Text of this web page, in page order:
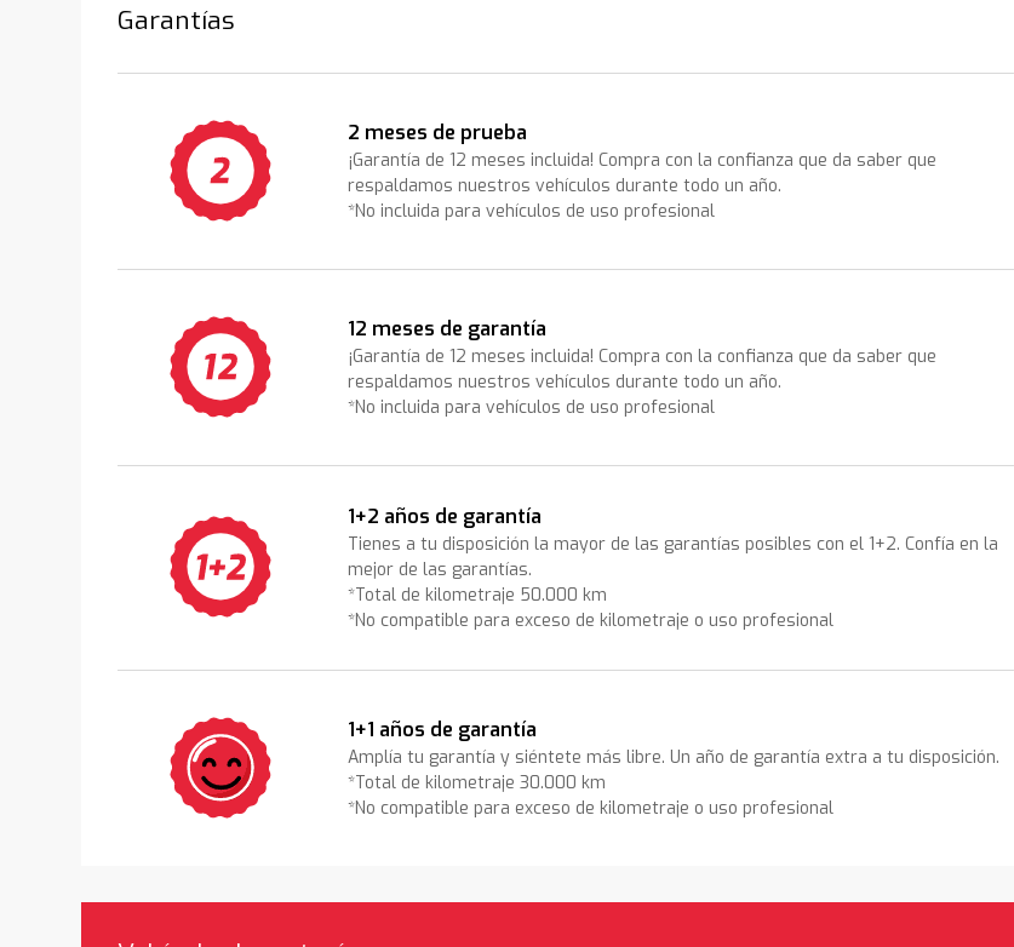
Garantías
2 meses de prueba
¡Garantía de 12 meses incluida! Compra con la confianza que da saber que
respaldamos nuestros vehículos durante todo un año.
*No incluida para vehículos de uso profesional
12 meses de garantía
¡Garantía de 12 meses incluida! Compra con la confianza que da saber que
respaldamos nuestros vehículos durante todo un año.
*No incluida para vehículos de uso profesional
1+2 años de garantía
Tienes a tu disposición la mayor de las garantías posibles con el 1+2. Confía en la
mejor de las garantías.
*Total de kilometraje 50.000 km
*No compatible para exceso de kilometraje o uso profesional
1+1 años de garantía
Amplía tu garantía y siéntete más libre. Un año de garantía extra a tu disposición.
*Total de kilometraje 30.000 km
*No compatible para exceso de kilometraje o uso profesional